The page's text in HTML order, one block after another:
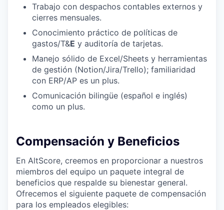
Trabajo con despachos contables externos y
cierres mensuales.
Conocimiento práctico de políticas de
gastos/T&E y auditoría de tarjetas.
Manejo sólido de Excel/Sheets y herramientas
de gestión (Notion/Jira/Trello); familiaridad
con ERP/AP es un plus.
Comunicación bilingüe (español e inglés)
como un plus.
Compensación y Beneficios
En AltScore, creemos en proporcionar a nuestros
miembros del equipo un paquete integral de
beneficios que respalde su bienestar general.
Ofrecemos el siguiente paquete de compensación
para los empleados elegibles: